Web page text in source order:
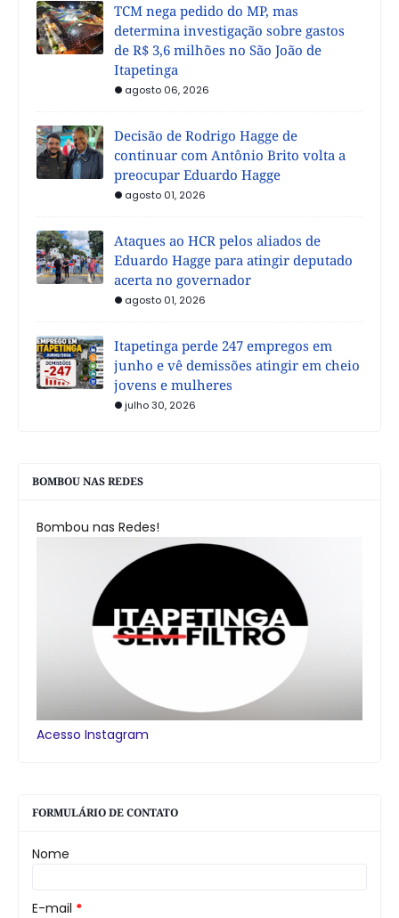
TCM nega pedido do MP, mas
determina investigação sobre gastos
de R$ 3,6 milhões no São João de
Itapetinga
agosto 06, 2026
Decisão de Rodrigo Hagge de
continuar com Antônio Brito volta a
preocupar Eduardo Hagge
agosto 01, 2026
Ataques ao HCR pelos aliados de
Eduardo Hagge para atingir deputado
acerta no governador
agosto 01, 2026
Itapetinga perde 247 empregos em
junho e vê demissões atingir em cheio
jovens e mulheres
julho 30, 2026
BOMBOU NAS REDES
Bombou nas Redes!
Acesso Instagram
FORMULÁRIO DE CONTATO
Nome
E-mail *